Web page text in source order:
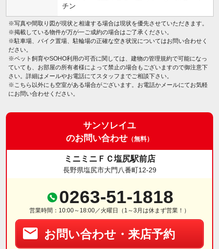
チン
※写真や間取り図が現状と相違する場合は現状を優先させていただきます。
※掲載している物件が万が一ご成約の場合はご了承ください。
※駐車場、バイク置場、駐輪場の正確な空き状況についてはお問い合わせく
ださい。
※ペット飼育やSOHO利用の可否に関しては、建物の管理規約で可能になっ
ていても、お部屋の所有者様によって禁止の場合もございますので御注意下
さい。詳細はメールやお電話にてスタッフまでご相談下さい。
※こちら以外にも空室がある場合がございます。お電話かメールにてお気軽
にお問い合わせください。
サンソレイユ
のお問い合わせ （無料）
ミニミニＦＣ塩尻駅前店
長野県塩尻市大門八番町12-29
0263-51-1818
営業時間：10:00～18:00／火曜日（1～3月は休まず営業！）
お問い合わせ・来店予約